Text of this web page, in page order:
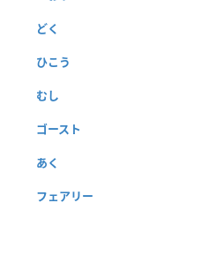
どく
ひこう
むし
ゴースト
あく
フェアリー